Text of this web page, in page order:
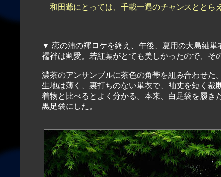
和田爺にとっては、千載一遇のチャンスととら
▼ 恋の浦の褌ロケを終え、午後、夏用の大島紬
襦袢は割愛。若紅葉がとても美しかったので、そ
濃茶のアンサンブルに茶色の角帯を組み合わせ
生地は薄く、裏打ちのない単衣で、袖丈を短く
着物と比べるとよく分かる。本来、白足袋を履
黒足袋にした。